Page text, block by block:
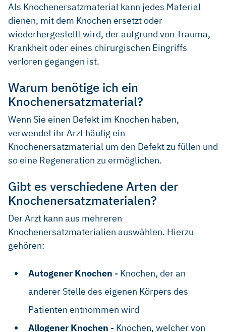
Als Knochenersatzmaterial kann jedes Material
dienen, mit dem Knochen ersetzt oder
wiederhergestellt wird, der aufgrund von Trauma,
Krankheit oder eines chirurgischen Eingriffs
verloren gegangen ist.
Warum benötige ich ein
Knochenersatzmaterial?
Wenn Sie einen Defekt im Knochen haben,
verwendet ihr Arzt häufig ein
Knochenersatzmaterial um den Defekt zu füllen und
so eine Regeneration zu ermöglichen.
Gibt es verschiedene Arten der
Knochenersatzmaterialen?
Der Arzt kann aus mehreren
Knochenersatzmaterialien auswählen. Hierzu
gehören:
Autogener Knochen - Knochen, der an
anderer Stelle des eigenen Körpers des
Patienten entnommen wird
Allogener Knochen - Knochen, welcher von